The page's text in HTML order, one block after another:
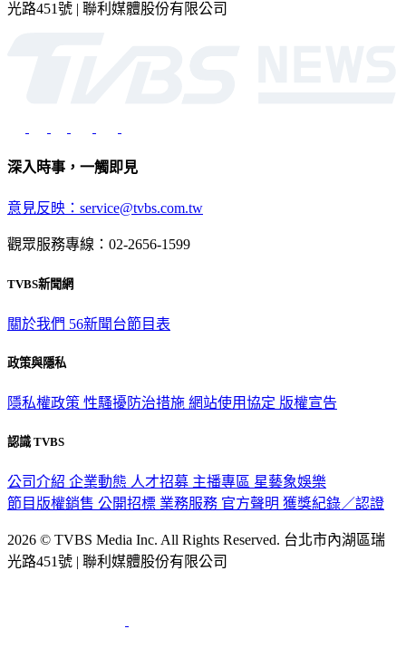
光路451號 | 聯利媒體股份有限公司
深入時事，一觸即見
意見反映：service@tvbs.com.tw
觀眾服務專線：02-2656-1599
TVBS新聞網
關於我們 56新聞台節目表
政策與隱私
隱私權政策 性騷擾防治措施 網站使用協定 版權宣告
認識 TVBS
公司介紹 企業動態 人才招募 主播專區 星藝象娛樂
節目版權銷售 公開招標 業務服務 官方聲明 獲獎紀錄／認證
2026 © TVBS Media Inc. All Rights Reserved. 台北市內湖區瑞
光路451號 | 聯利媒體股份有限公司